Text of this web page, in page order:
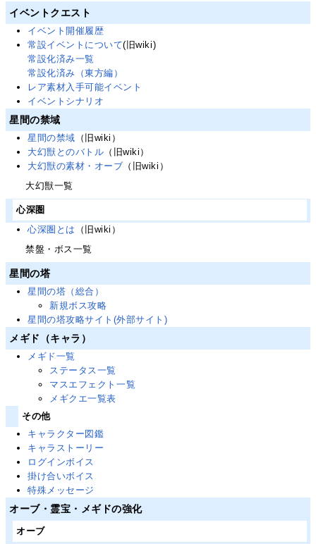
イベントクエスト
イベント開催履歴
常設イベントについて(旧wiki)
常設化済み一覧
常設化済み（東方編）
レア素材入手可能イベント
イベントシナリオ
星間の禁域
星間の禁域 （旧wiki）
大幻獣とのバトル （旧wiki）
大幻獣の素材・オーブ （旧wiki）
大幻獣一覧
心深圏
心深圏とは
（旧wiki）
禁盤・ボス一覧
星間の塔
星間の塔（総合）
新規ボス攻略
星間の塔攻略サイト(外部サイト)
メギド（キャラ）
メギド一覧
ステータス一覧
マスエフェクト一覧
メギクエ一覧表
その他
キャラクター図鑑
キャラストーリー
ログインボイス
掛け合いボイス
特殊メッセージ
オーブ・霊宝・メギドの強化
オーブ